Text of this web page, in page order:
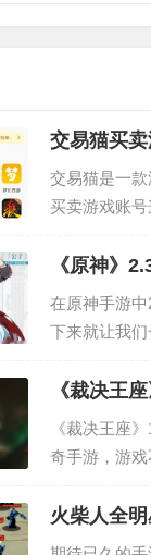
交易猫买
交易猫是一
买卖游戏账
只能通过一
《原神》
在原神手游
下来就让我
好用的。 用
《裁决王
《裁决王座
奇手游，游
膀外观与特
火柴人全